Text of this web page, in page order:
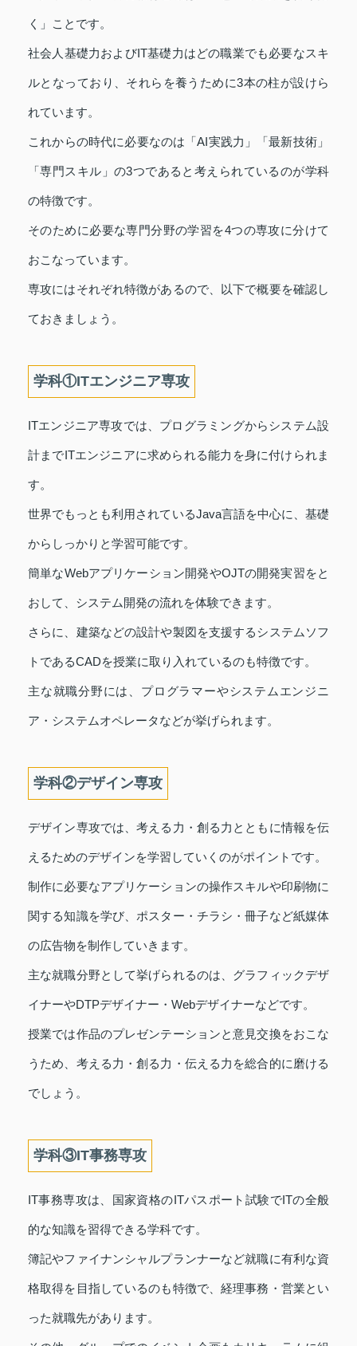
く」ことです。
社会人基礎力およびIT基礎力はどの職業でも必要なスキ
ルとなっており、それらを養うために3本の柱が設けら
れています。
これからの時代に必要なのは「AI実践力」「最新技術」
「専門スキル」の3つであると考えられているのが学科
の特徴です。
そのために必要な専門分野の学習を4つの専攻に分けて
おこなっています。
専攻にはそれぞれ特徴があるので、以下で概要を確認し
ておきましょう。
学科①ITエンジニア専攻
ITエンジニア専攻では、プログラミングからシステム設
計までITエンジニアに求められる能力を身に付けられま
す。
世界でもっとも利用されているJava言語を中心に、基礎
からしっかりと学習可能です。
簡単なWebアプリケーション開発やOJTの開発実習をと
おして、システム開発の流れを体験できます。
さらに、建築などの設計や製図を支援するシステムソフ
トであるCADを授業に取り入れているのも特徴です。
主な就職分野には、プログラマーやシステムエンジニ
ア・システムオペレータなどが挙げられます。
学科②デザイン専攻
デザイン専攻では、考える力・創る力とともに情報を伝
えるためのデザインを学習していくのがポイントです。
制作に必要なアプリケーションの操作スキルや印刷物に
関する知識を学び、ポスター・チラシ・冊子など紙媒体
の広告物を制作していきます。
主な就職分野として挙げられるのは、グラフィックデザ
イナーやDTPデザイナー・Webデザイナーなどです。
授業では作品のプレゼンテーションと意見交換をおこな
うため、考える力・創る力・伝える力を総合的に磨ける
でしょう。
学科③IT事務専攻
IT事務専攻は、国家資格のITパスポート試験でITの全般
的な知識を習得できる学科です。
簿記やファイナンシャルプランナーなど就職に有利な資
格取得を目指しているのも特徴で、経理事務・営業とい
った就職先があります。